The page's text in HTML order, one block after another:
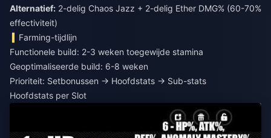
Alternatief: 2-delig Chaos Jazz + 2-delig Ether DMG% (60-70%
effectiviteit)
Farming-tijdlijn
Functionele build: 2-3 weken toegewijde stamina
Geoptimaliseerde build: 6-8 weken
Prioriteit: Setbonussen → Hoofdstats → Sub-stats
Hoofdstats per Slot